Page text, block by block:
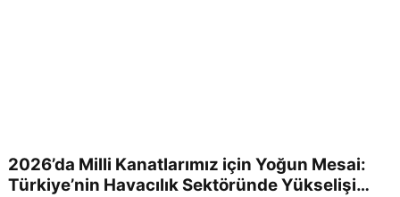
2026’da Milli Kanatlarımız için Yoğun Mesai:
Türkiye’nin Havacılık Sektöründe Yükselişi